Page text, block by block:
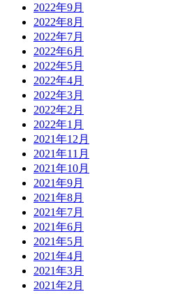
2022年9月
2022年8月
2022年7月
2022年6月
2022年5月
2022年4月
2022年3月
2022年2月
2022年1月
2021年12月
2021年11月
2021年10月
2021年9月
2021年8月
2021年7月
2021年6月
2021年5月
2021年4月
2021年3月
2021年2月